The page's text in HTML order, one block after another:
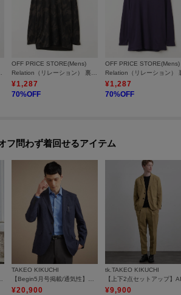
イリー/トレンド/ユニセックス】
OFF PRICE STORE(Mens)
Relation（リレーション） 裏起毛長袖Uネックインナー【SALE/カジュアル/デイリー/トレンド/ユニセックス】
¥1,287
70%OFF
OFF PRICE STORE(Mens)
¥1,287
70%OFF
フ問わず着回せるアイテム
TAKEO KIKUCHI
¥20,900
tk.TAKEO KIKUCHI
¥9,900